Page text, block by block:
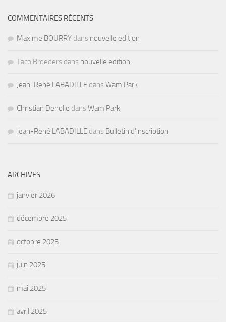
COMMENTAIRES RÉCENTS
Maxime BOURRY dans nouvelle edition
Taco Broeders dans nouvelle edition
Jean-René LABADILLE dans Wam Park
Christian Denolle dans Wam Park
Jean-René LABADILLE dans Bulletin d’inscription
ARCHIVES
janvier 2026
décembre 2025
octobre 2025
juin 2025
mai 2025
avril 2025